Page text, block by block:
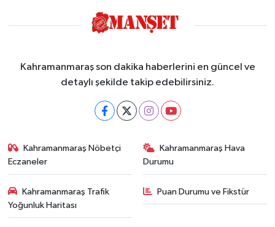
Kahramanmaraş son dakika haberlerini en güncel ve
detaylı şekilde takip edebilirsiniz.
Kahramanmaraş Nöbetçi
Eczaneler
Kahramanmaraş Hava
Durumu
Kahramanmaraş Trafik
Yoğunluk Haritası
Puan Durumu ve Fikstür